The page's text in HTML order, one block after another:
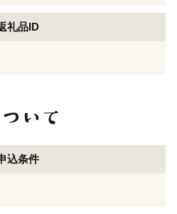
礼品ID
込条件